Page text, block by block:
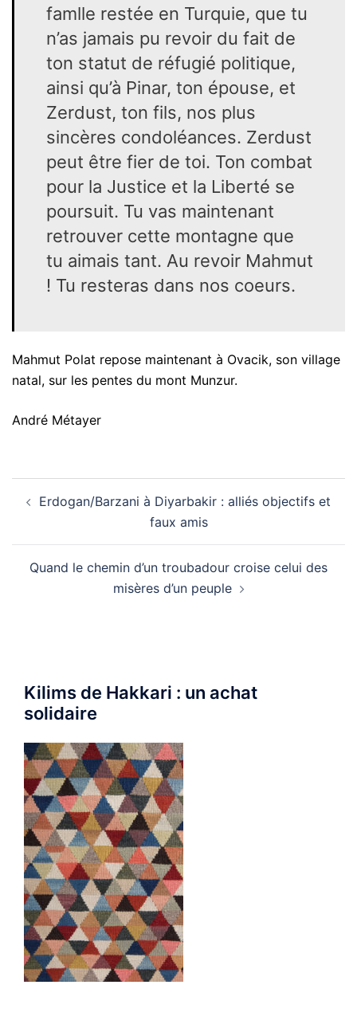
famlle restée en Turquie, que tu
n’as jamais pu revoir du fait de
ton statut de réfugié politique,
ainsi qu’à Pinar, ton épouse, et
Zerdust, ton fils, nos plus
sincères condoléances. Zerdust
peut être fier de toi. Ton combat
pour la Justice et la Liberté se
poursuit. Tu vas maintenant
retrouver cette montagne que
tu aimais tant. Au revoir Mahmut
! Tu resteras dans nos coeurs.
Mahmut Polat repose maintenant à Ovacik, son village
natal, sur les pentes du mont Munzur.
André Métayer
d’article
Erdogan/Barzani à Diyarbakir : alliés objectifs et
faux amis
Quand le chemin d’un troubadour croise celui des
misères d’un peuple
Kilims de Hakkari : un achat
solidaire